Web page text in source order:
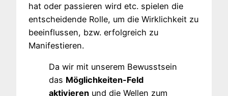
hat oder passieren wird etc. spielen die
entscheidende Rolle, um die Wirklichkeit zu
beeinflussen, bzw. erfolgreich zu
Manifestieren.
Da wir mit unserem Bewusstsein
das Möglichkeiten-Feld
aktivieren und die Wellen zum